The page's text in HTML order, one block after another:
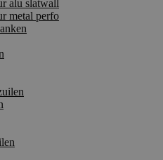
alu slatwall
metal perfo